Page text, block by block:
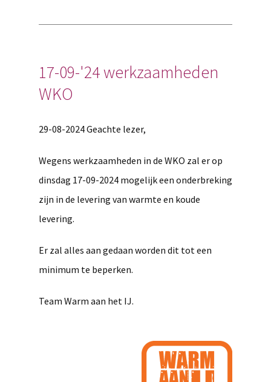
17-09-'24 werkzaamheden
WKO
29-08-2024 Geachte lezer,
Wegens werkzaamheden in de WKO zal er op
dinsdag 17-09-2024 mogelijk een onderbreking
zijn in de levering van warmte en koude
levering.
Er zal alles aan gedaan worden dit tot een
minimum te beperken.
Team Warm aan het IJ.